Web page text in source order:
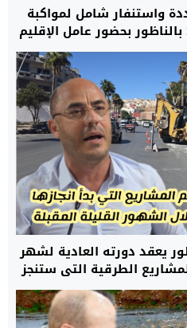
واستنفار شامل لمواكبة
احتفالات رأس السنة 2026 بالناظور بحضور عامل الإقليم
يعقد دورته العادية لشهر
هي المشاريع الطرقية التي ستنجز